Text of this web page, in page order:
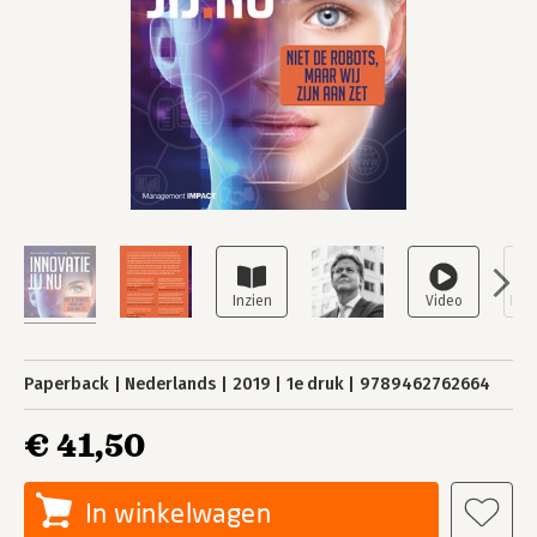
Paperback Nederlands 2019 1e druk 9789462762664
€ 41,50
In winkelwagen